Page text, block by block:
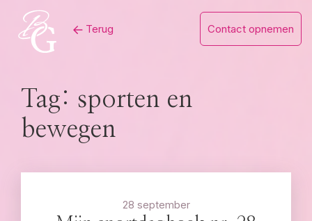
content
Terug Contact opnemen
Tag: sporten en
bewegen
28 september